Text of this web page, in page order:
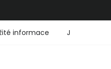
informace Jaký je